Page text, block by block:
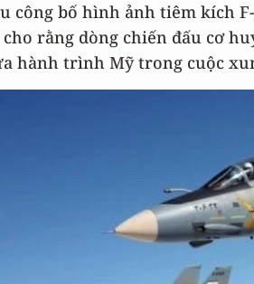
công bố hình ảnh tiêm kích
rằng dòng chiến đấu cơ
hành trình Mỹ trong cuộc